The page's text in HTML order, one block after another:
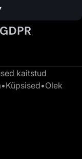
kaitstud
•Küpsised•Olek